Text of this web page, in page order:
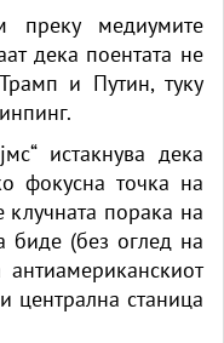
преку медиумите
дека поентата не
и Путин, туку
истакнува дека
фокусна точка на
клучната порака на
биде (без оглед на
централна станица